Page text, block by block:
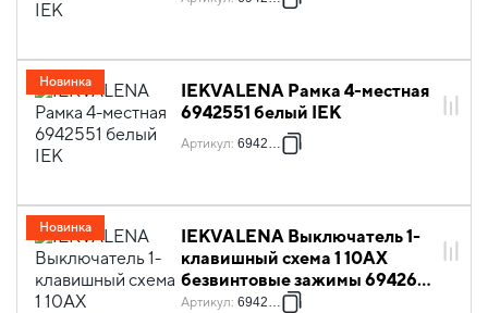
IEKVALENA Рамка 4-местная
6942551 белый IEK
Артикул: 6942551
Новинка
IEKVALENA Выключатель 1-
клавишный схема 1 10АХ
безвинтовые зажимы 6942601
белый IEK
Артикул: 6942601
Новинка